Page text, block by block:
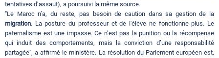
tentatives d’assaut), a poursuivi la même source.
"Le Maroc n’a, du reste, pas besoin de caution dans sa gestion de la
migration. La posture du professeur et de l'élève ne fonctionne plus. Le
paternalisme est une impasse. Ce n’est pas la punition ou la récompense
qui induit des comportements, mais la conviction d’une responsabilité
partagée", a affirmé le ministère. La résolution du Parlement européen est,